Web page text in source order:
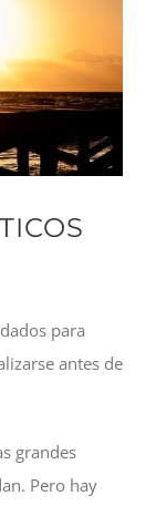
para
antes de
grandes
Pero hay